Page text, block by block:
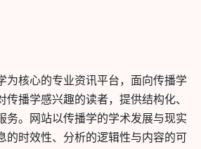
为核心的专业资讯平台，面向传播学
传播学感兴趣的读者，提供结构化、
务。网站以传播学的学术发展与现实
的时效性、分析的逻辑性与内容的可